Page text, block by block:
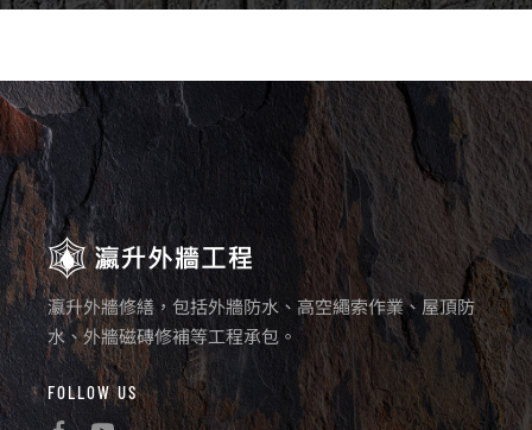
瀛升外牆修繕，包括外牆防水、高空繩索作業、屋頂防
水、外牆磁磚修補等工程承包。
FOLLOW US